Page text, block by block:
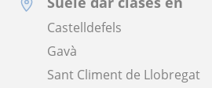
Castelldefels
Gavà
Sant Climent de Llobregat